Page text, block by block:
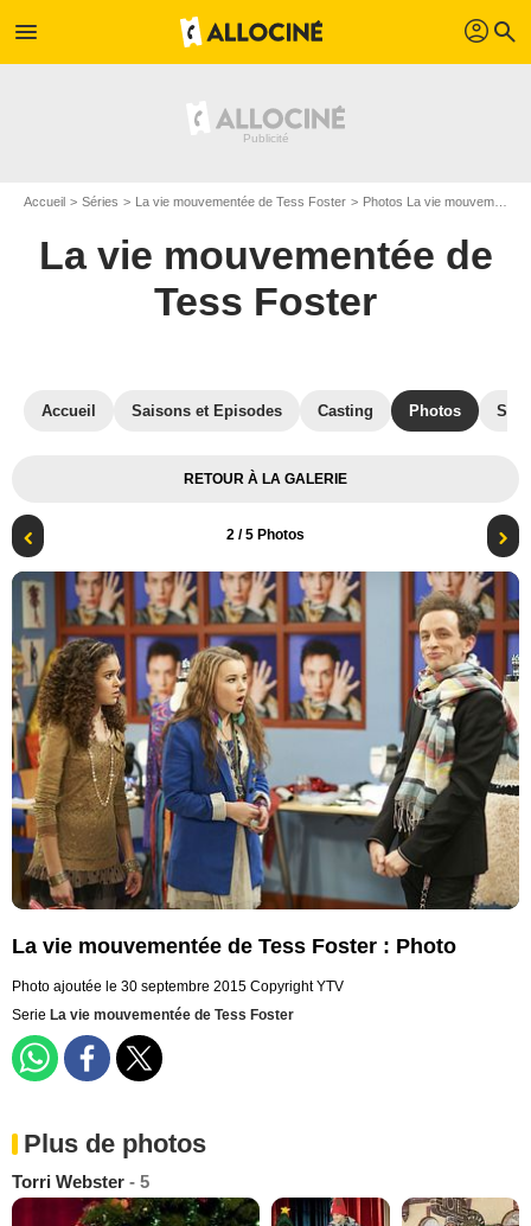
menu profil search
Accueil Séries La vie mouvementée de Tess Foster Photos La vie mouvementée de Tess Foster
La vie mouvementée de
Tess Foster
Accueil Saisons et Episodes Casting Photos
RETOUR À LA GALERIE
2 / 5 Photos
La vie mouvementée de Tess Foster : Photo
Photo ajoutée le 30 septembre 2015 Copyright YTV
Serie La vie mouvementée de Tess Foster
Plus de photos
Torri Webster - 5